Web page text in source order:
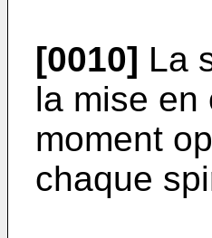
[0010] La
la mise en
moment
chaque